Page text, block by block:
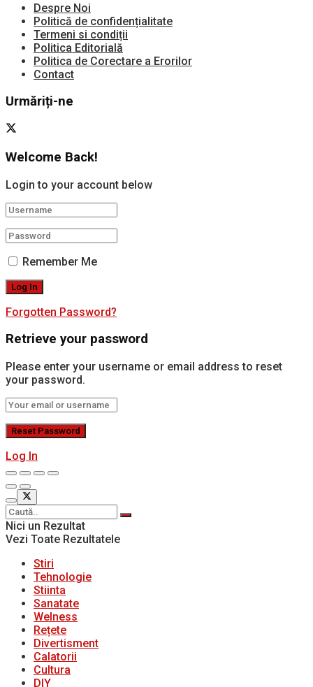
Despre Noi
Politică de confidențialitate
Termeni si condiții
Politica Editorială
Politica de Corectare a Erorilor
Contact
Urmăriți-ne
Welcome Back!
Login to your account below
Remember Me
Forgotten Password?
Retrieve your password
Please enter your username or email address to reset
your password.
Log In
Nici un Rezultat
Vezi Toate Rezultatele
Stiri
Tehnologie
Stiinta
Sanatate
Welness
Rețete
Divertisment
Calatorii
Cultura
DIY